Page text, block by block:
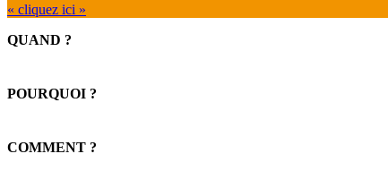
« cliquez ici »
QUAND ?
POURQUOI ?
COMMENT ?